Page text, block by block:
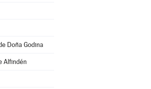
Doña Godina
Alfindén